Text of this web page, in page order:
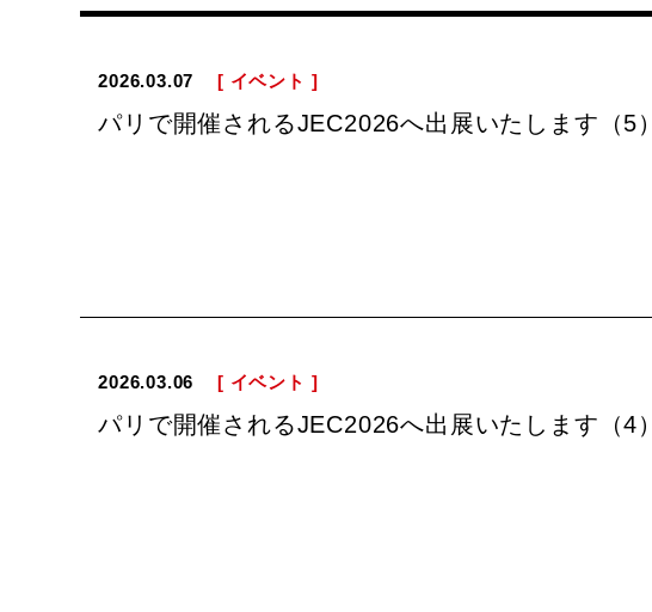
2026.03.07 [ イベント ]
パリで開催されるJEC2026へ出展いたします（5）
2026.03.06 [ イベント ]
パリで開催されるJEC2026へ出展いたします（4）